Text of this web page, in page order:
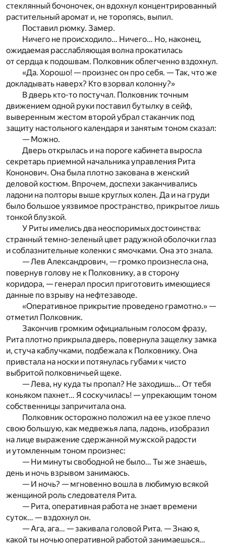
стеклянный бочоночек, он вдохнул концентрированный
растительный аромат и, не торопясь, выпил.
Поставил рюмку. Замер.
Ничего не происходило… Ничего… Но, наконец,
ожидаемая расслабляющая волна прокатилась
от сердца к подошвам. Полковник облегченно вздохнул.
«Да. Хорошо! — произнес он про себя. — Так, что же
докладывать наверх? Кто взорвал колонну?»
В дверь кто-то постучал. Полковник точным
движением одной руки поставил бутылку в сейф,
выверенным жестом второй убрал стаканчик под
защиту настольного календаря и занятым тоном сказал:
— Можно.
Дверь открылась и на пороге кабинета выросла
секретарь приемной начальника управления Рита
Кононович. Она была плотно закована в женский
деловой костюм. Впрочем, доспехи заканчивались
ладони на полторы выше круглых колен. Да и на груди
было большое уязвимое пространство, прикрытое лишь
тонкой блузкой.
У Риты имелись два неоспоримых достоинства:
странный темно-зеленый цвет радужной оболочки глаз
и соблазнительные коленки с ямочками. Она это знала.
— Лев Александрович, — громко произнесла она,
повернув голову не к Полковнику, а в сторону
коридора, — генерал просил приготовить имеющиеся
данные по взрыву на нефтезаводе.
«Оперативное прикрытие проведено грамотно.» —
отметил Полковник.
Закончив громким официальным голосом фразу,
Рита плотно прикрыла дверь, повернула защелку замка
и, стуча каблучками, подбежала к Полковнику. Она
привстала на носки и потянулась губами к чисто
выбритой полковничьей щеке.
— Лева, ну куда ты пропал? Не заходишь… От тебя
коньяком пахнет… Я соскучилась! — упрекающим тоном
собственницы запричитала она.
Полковник осторожно положил на ее узкое плечо
свою большую, как медвежья лапа, ладонь, изобразил
на лице выражение сдержанной мужской радости
и утомленным тоном произнес:
— Ни минуты свободной не было… Ты же знаешь,
день и ночь взрывом занимаюсь.
— И ночь? — мгновенно вошла в любимую всякой
женщиной роль следователя Рита.
— Рита, оперативная работа не знает времени
суток… — вздохнул он.
— Ага, ага… — закивала головой Рита. — Знаю я,
какой ты ночью оперативной работой занимаешься…